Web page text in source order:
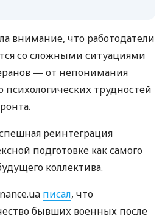
внимание, что работодатели
со сложными ситуациями
— от непонимания
трудностей
реинтеграция
подготовке как самого
коллектива.
писал, что
бывших военных после